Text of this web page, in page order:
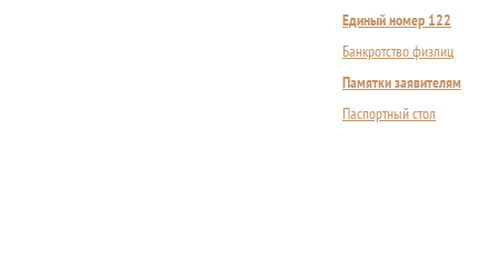
Единый номер 122
Банкротство физлиц
Памятки заявителям
Паспортный стол